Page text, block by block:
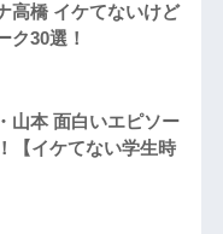
高橋 イケてないけど
ク30選！
山本 面白いエピソー
【イケてない学生時